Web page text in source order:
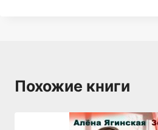
Похожие книги